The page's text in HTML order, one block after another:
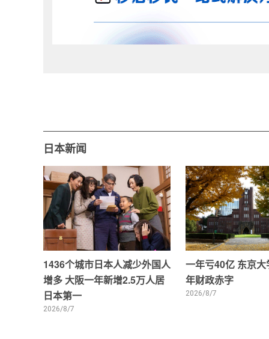
日本新闻
1436个城市日本人减少外国人
增多 大阪一年新增2.5万人居
日本第一
2026/8/7
一年亏40亿 东京
年财政赤字
2026/8/7